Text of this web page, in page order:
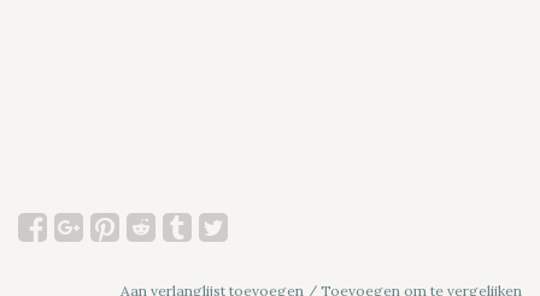
Aan verlanglijst toevoegen / Toevoegen om te vergelijken